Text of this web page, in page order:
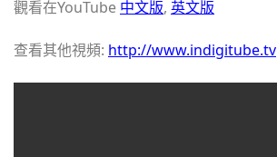
觀看在YouTube 中文版, 英文版
查看其他視頻: http://www.indigitube.tv